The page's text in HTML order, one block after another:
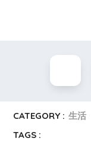
CATEGORY : 生活
TAGS :